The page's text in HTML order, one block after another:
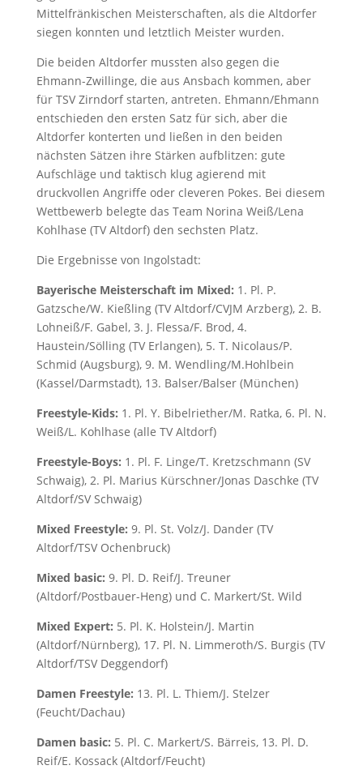
Mittelfränkischen Meisterschaften, als die Altdorfer
siegen konnten und letztlich Meister wurden.
Die beiden Altdorfer mussten also gegen die
Ehmann-Zwillinge, die aus Ansbach kommen, aber
für TSV Zirndorf starten, antreten. Ehmann/Ehmann
entschieden den ersten Satz für sich, aber die
Altdorfer konterten und ließen in den beiden
nächsten Sätzen ihre Stärken aufblitzen: gute
Aufschläge und taktisch klug agierend mit
druckvollen Angriffe oder cleveren Pokes. Bei diesem
Wettbewerb belegte das Team Norina Weiß/Lena
Kohlhase (TV Altdorf) den sechsten Platz.
Die Ergebnisse von Ingolstadt:
Bayerische Meisterschaft im Mixed: 1. Pl. P.
Gatzsche/W. Kießling (TV Altdorf/CVJM Arzberg), 2. B.
Lohneiß/F. Gabel, 3. J. Flessa/F. Brod, 4.
Haustein/Sölling (TV Erlangen), 5. T. Nicolaus/P.
Schmid (Augsburg), 9. M. Wendling/M.Hohlbein
(Kassel/Darmstadt), 13. Balser/Balser (München)
Freestyle-Kids: 1. Pl. Y. Bibelriether/M. Ratka, 6. Pl. N.
Weiß/L. Kohlhase (alle TV Altdorf)
Freestyle-Boys: 1. Pl. F. Linge/T. Kretzschmann (SV
Schwaig), 2. Pl. Marius Kürschner/Jonas Daschke (TV
Altdorf/SV Schwaig)
Mixed Freestyle: 9. Pl. St. Volz/J. Dander (TV
Altdorf/TSV Ochenbruck)
Mixed basic: 9. Pl. D. Reif/J. Treuner
(Altdorf/Postbauer-Heng) und C. Markert/St. Wild
Mixed Expert: 5. Pl. K. Holstein/J. Martin
(Altdorf/Nürnberg), 17. Pl. N. Limmeroth/S. Burgis (TV
Altdorf/TSV Deggendorf)
Damen Freestyle: 13. Pl. L. Thiem/J. Stelzer
(Feucht/Dachau)
Damen basic: 5. Pl. C. Markert/S. Bärreis, 13. Pl. D.
Reif/E. Kossack (Altdorf/Feucht)